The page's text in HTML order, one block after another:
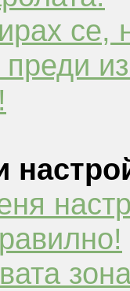
се,
преди